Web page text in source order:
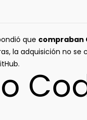
que compraban
la adquisición no